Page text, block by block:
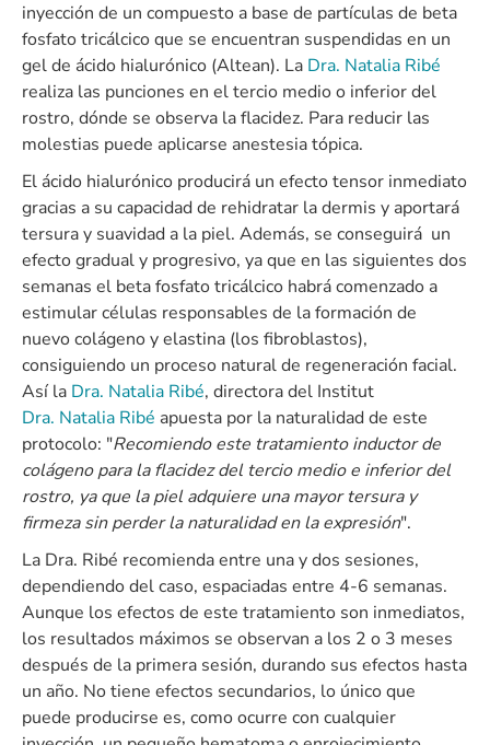
inyección de un compuesto a base de partículas de beta
fosfato tricálcico que se encuentran suspendidas en un
gel de ácido hialurónico (Altean). La Dra. Natalia Ribé
realiza las punciones en el tercio medio o inferior del
rostro, dónde se observa la flacidez. Para reducir las
molestias puede aplicarse anestesia tópica.
El ácido hialurónico producirá un efecto tensor inmediato
gracias a su capacidad de rehidratar la dermis y aportará
tersura y suavidad a la piel. Además, se conseguirá un
efecto gradual y progresivo, ya que en las siguientes dos
semanas el beta fosfato tricálcico habrá comenzado a
estimular células responsables de la formación de
nuevo colágeno y elastina (los fibroblastos),
consiguiendo un proceso natural de regeneración facial.
Así la Dra. Natalia Ribé, directora del Institut
Dra. Natalia Ribé apuesta por la naturalidad de este
protocolo: "Recomiendo este tratamiento inductor de
colágeno para la flacidez del tercio medio e inferior del
rostro, ya que la piel adquiere una mayor tersura y
firmeza sin perder la naturalidad en la expresión".
La Dra. Ribé recomienda entre una y dos sesiones,
dependiendo del caso, espaciadas entre 4-6 semanas.
Aunque los efectos de este tratamiento son inmediatos,
los resultados máximos se observan a los 2 o 3 meses
después de la primera sesión, durando sus efectos hasta
un año. No tiene efectos secundarios, lo único que
puede producirse es, como ocurre con cualquier